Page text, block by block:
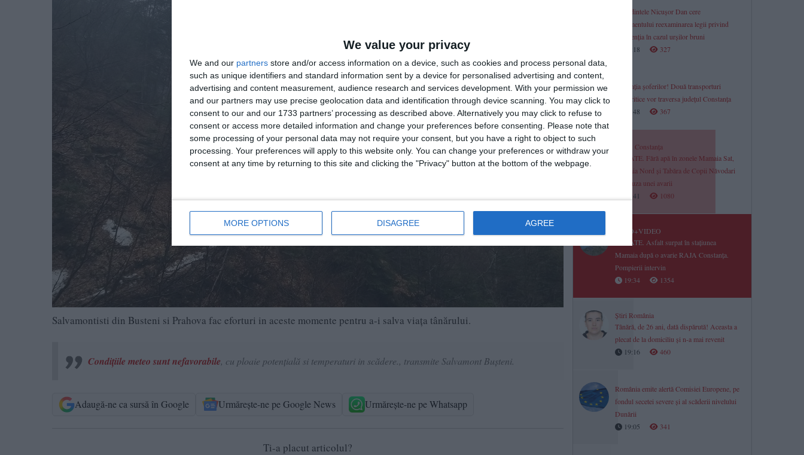
We value your privacy
We and our partners store and/or access information on a device, such as cookies and process personal data,
such as unique identifiers and standard information sent by a device for personalised advertising and content,
advertising and content measurement, audience research and services development. With your permission we
and our partners may use precise geolocation data and identification through device scanning. You may click to
consent to our and our 1733 partners’ processing as described above. Alternatively you may click to refuse to
consent or access more detailed information and change your preferences before consenting.
Please note that
some processing of your personal data may not require your consent, but you have a right to object to such
processing. Your preferences will apply to this website only. You can change your preferences or withdraw your
consent at any time by returning to this site and clicking the "Privacy" button at the bottom of the webpage.
MORE OPTIONS DISAGREE AGREE
Salvamontisti din Busteni si Prahova fac eforturi in aceste momente pentru a-i salva viața tânărului.
Condițiile meteo sunt nefavorabile, cu ploaie potențială si temperaturi in scădere., transmite Salvamont Bușteni.
Adaugă-ne ca sursă în Google Urmărește-ne pe Google News Urmărește-ne pe Whatsapp
Ti-a placut articolul?
Președintele Nicușor Dan cere
Parlamentului reexaminarea legii privind
intervenția în cazul urșilor bruni
20:18
327
În atenția șoferilor! Două transporturi
agabaritice vor traversa județul Constanța
19:48
367
RAJA Constanța
UPDATE. Fără apă în zonele Mamaia Sat,
Mamaia Nord și Tabăra de Copii Năvodari
din cauza unei avarii
19:41
1080
FOTO+VIDEO
UPDATE. Asfalt surpat în stațiunea
Mamaia după o avarie RAJA Constanța.
Pompierii intervin
19:34
1354
Știri România
Tânără, de 26 ani, dată dispărută! Aceasta a
plecat de la domiciliu și n-a mai revenit
19:16
460
România emite alertă Comisiei Europene, pe
fondul secetei severe și al scăderii nivelului
Dunării
19:05
341